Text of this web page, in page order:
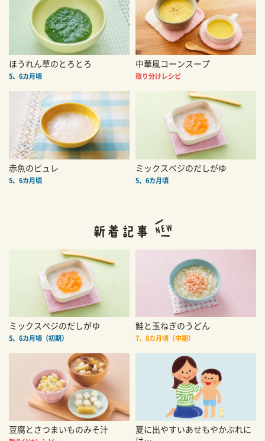
ほうれん草のとろとろ
5、6カ月頃
中華風コーンスープ
取り分けレシピ
赤魚のピュレ
5、6カ月頃
ミックスベジのだしがゆ
5、6カ月頃
ミックスベジのだしがゆ
5、6カ月頃（初期）
鮭と玉ねぎのうどん
7、8カ月頃（中期）
豆腐とさつまいものみそ汁
夏に出やすいあせもやかぶれに